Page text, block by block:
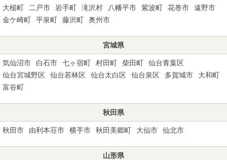
大槌町
二戸市 岩手町 滝沢村 八幡平市 紫波町 花巻市
遠野市
金ケ崎町
平泉町 藤沢町 奥州市
宮城県
気仙沼市 白石市 七ヶ宿町 村田町 柴田町
仙台青葉区
仙台宮城野区
仙台若林区 仙台太白区 仙台泉区 多賀城市
大和町
富谷町
秋田県
秋田市 由利本荘市 横手市 秋田美郷町 大仙市 仙北市
山形県